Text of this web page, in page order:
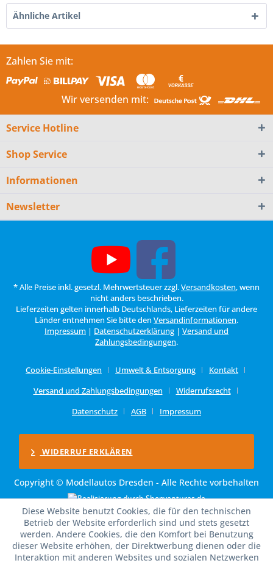
Ähnliche Artikel
Zahlen Sie mit:
Wir versenden mit:
Service Hotline
Shop Service
Informationen
Newsletter
* Alle Preise inkl. gesetzl. Mehrwertsteuer zzgl.Versandkosten, wenn
nicht anders beschrieben.
Lieferzeiten gelten innerhalb Deutschlands, Lieferzeiten für andere
Länder entnehmen Sie bitte den Versandinformationen.
Impressum | Datenschutzerklärung | Versand und
Zahlungsbedingungen.
Cookie-Einstellungen Umwelt & Entsorgung
Kontakt
Versand und Zahlungsbedingungen
Widerrufsrecht
Datenschutz
AGB Impressum
WIDERRUF ERKLÄREN
Copyright © Modellautos Dresden - Alle Rechte vorbehalten
Diese Website benutzt Cookies, die für den technischen
Betrieb der Website erforderlich sind und stets gesetzt
werden. Andere Cookies, die den Komfort bei Benutzung
dieser Website erhöhen, der Direktwerbung dienen oder die
Interaktion mit anderen Websites und sozialen Netzwerken